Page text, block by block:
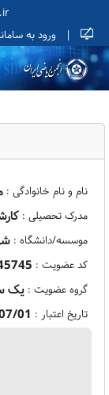
|
ورود به
نام و نام خانوادگی :
مدرک تحصیلی :
موسسه/دانشگاه :
کد عضویت :
گروه عضویت : یک
تاریخ اعتبار : 01